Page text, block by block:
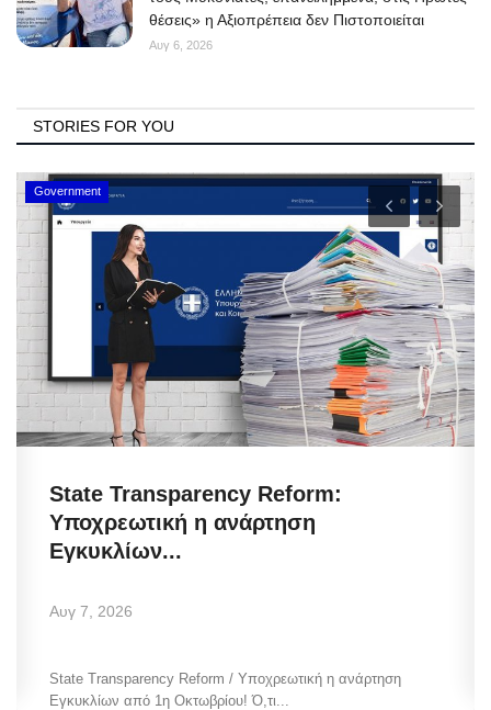
θέσεις» η Αξιοπρέπεια δεν Πιστοποιείται
Αυγ 6, 2026
STORIES FOR YOU
Government
State Transparency Reform:
Υποχρεωτική η ανάρτηση
Εγκυκλίων...
Αυγ 7, 2026
State Transparency Reform / Υποχρεωτική η ανάρτηση
Εγκυκλίων από 1η Οκτωβρίου! Ό,τι...